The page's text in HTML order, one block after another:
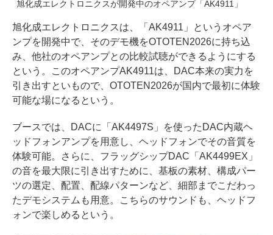
旭化成エレクトロニクスが開発中のオペアンプ「AK4911」
旭化成エレクトロニクスは、「AK4911」というオペア
ンプを開発中で、そのデモ機をOTOTEN2026に持ち込
み、他社のオペアンプとの比較試聴ができるようにする
という。このオペアンプAK4911は、DAC本来の実力を
引き出すといもので、OTOTEN2026が国内で最初に体験
可能な場になるという。
ブースでは、DACに「AK4497S」を使ったDAC内蔵ヘ
ッドフォンアンプを用意し、ヘッドフォンでその音質を
体験可能。さらに、フラッグシップDAC「AK4499EX」
の音を最大限に引き出すために、基板の素材、構成パー
ツの選定、配置、配線パターンなど、細部までこだわっ
たデモシステムも用意。こちらのサウンドも、ヘッドフ
ォンで楽しめるという。